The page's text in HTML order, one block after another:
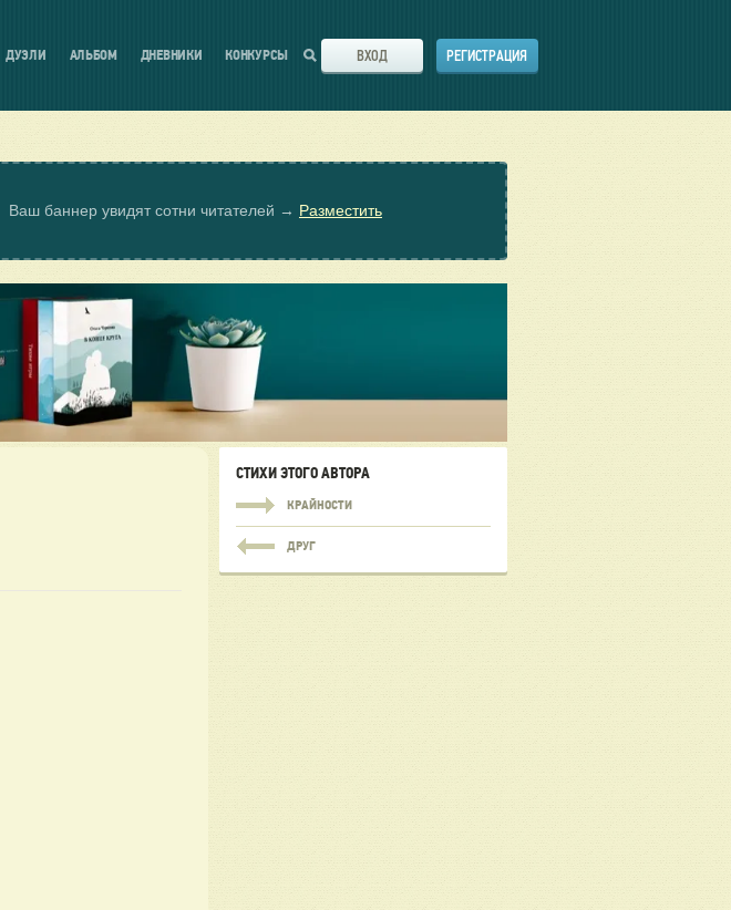
ДУЭЛИ АЛЬБОМ ДНЕВНИКИ КОНКУРСЫ ВХОД РЕГИСТРАЦИЯ
Ваш баннер увидят сотни читателей → Разместить
СТИХИ ЭТОГО АВТОРА
КРАЙНОСТИ
ДРУГ